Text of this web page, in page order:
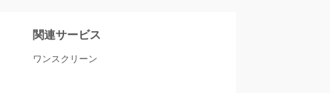
関連サービス
ワンスクリーン